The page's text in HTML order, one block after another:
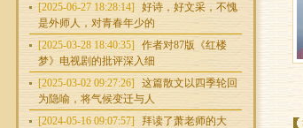
[2025-06-27 18:28:14]
好诗，好文采，不愧
是外师人，对青春年少的
[2025-03-28 18:40:35]
作者对87版《红楼
梦》电视剧的批评深入细
[2025-03-02 09:27:26]
这篇散文以四季轮回
为隐喻，将气候变迁与人
[2024-05-16 09:07:57]
拜读了萧老师的大